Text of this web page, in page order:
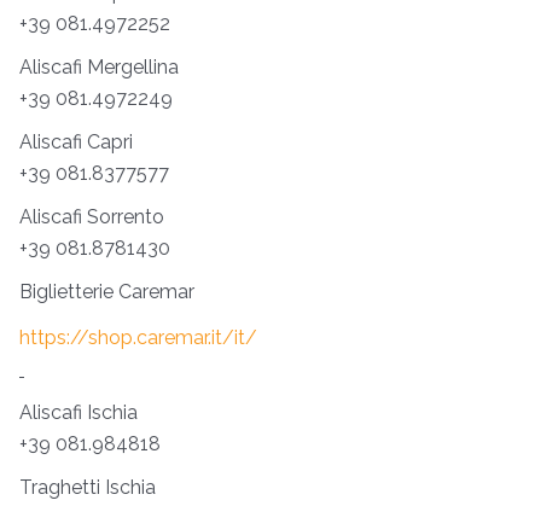
+39 081.4972252
Aliscafi Mergellina
+39 081.4972249
Aliscafi Capri
+39 081.8377577
Aliscafi Sorrento
+39 081.8781430
Biglietterie Caremar
https://shop.caremar.it/it/
Aliscafi Ischia
+39 081.984818
Traghetti Ischia